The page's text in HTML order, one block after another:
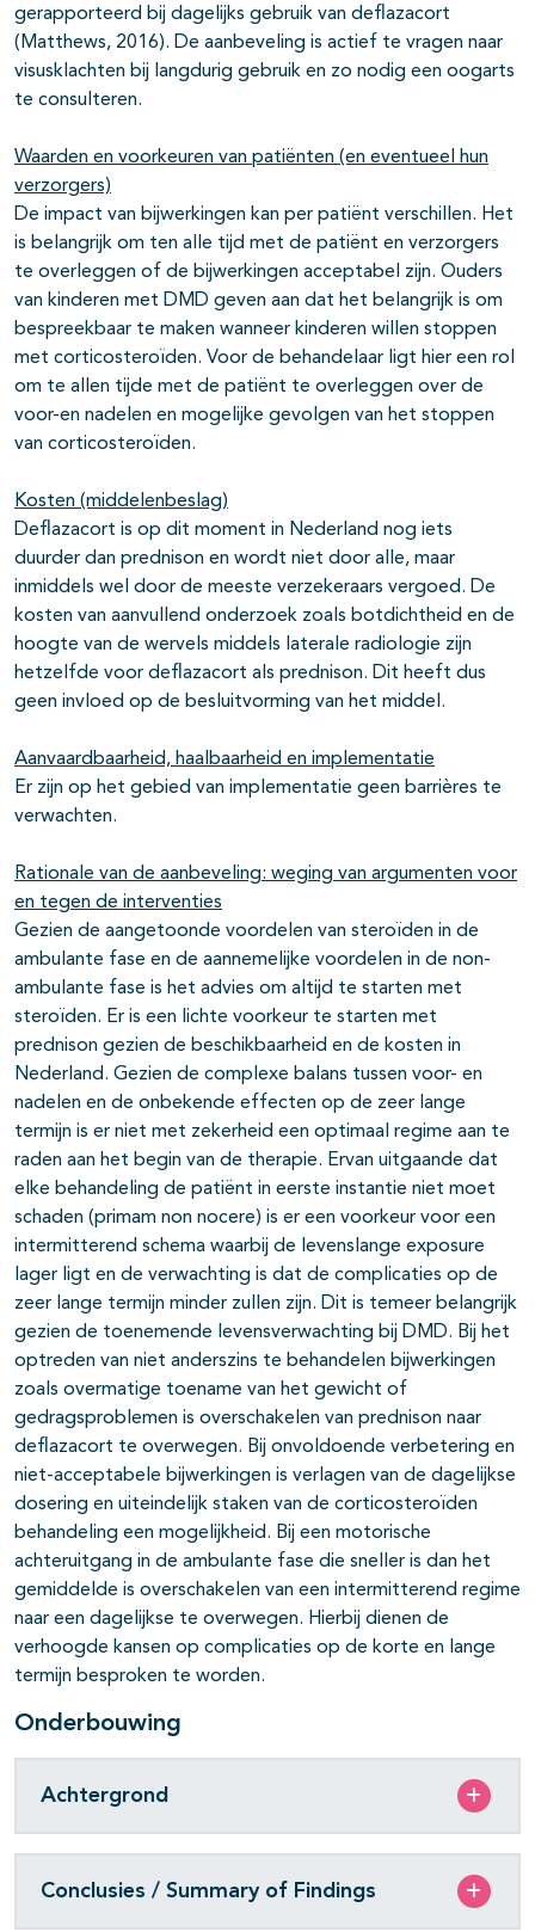
gerapporteerd bij dagelijks gebruik van deflazacort
(Matthews, 2016). De aanbeveling is actief te vragen naar
visusklachten bij langdurig gebruik en zo nodig een oogarts
te consulteren.
Waarden en voorkeuren van patiënten (en eventueel hun
verzorgers)
De impact van bijwerkingen kan per patiënt verschillen. Het
is belangrijk om ten alle tijd met de patiënt en verzorgers
te overleggen of de bijwerkingen acceptabel zijn. Ouders
van kinderen met DMD geven aan dat het belangrijk is om
bespreekbaar te maken wanneer kinderen willen stoppen
met corticosteroïden. Voor de behandelaar ligt hier een rol
om te allen tijde met de patiënt te overleggen over de
voor-en nadelen en mogelijke gevolgen van het stoppen
van corticosteroïden.
Kosten (middelenbeslag)
Deflazacort is op dit moment in Nederland nog iets
duurder dan prednison en wordt niet door alle, maar
inmiddels wel door de meeste verzekeraars vergoed. De
kosten van aanvullend onderzoek zoals botdichtheid en de
hoogte van de wervels middels laterale radiologie zijn
hetzelfde voor deflazacort als prednison. Dit heeft dus
geen invloed op de besluitvorming van het middel.
Aanvaardbaarheid, haalbaarheid en implementatie
Er zijn op het gebied van implementatie geen barrières te
verwachten.
Rationale van de aanbeveling: weging van argumenten voor
en tegen de interventies
Gezien de aangetoonde voordelen van steroïden in de
ambulante fase en de aannemelijke voordelen in de non-
ambulante fase is het advies om altijd te starten met
steroïden. Er is een lichte voorkeur te starten met
prednison gezien de beschikbaarheid en de kosten in
Nederland. Gezien de complexe balans tussen voor- en
nadelen en de onbekende effecten op de zeer lange
termijn is er niet met zekerheid een optimaal regime aan te
raden aan het begin van de therapie. Ervan uitgaande dat
elke behandeling de patiënt in eerste instantie niet moet
schaden (primam non nocere) is er een voorkeur voor een
intermitterend schema waarbij de levenslange exposure
lager ligt en de verwachting is dat de complicaties op de
zeer lange termijn minder zullen zijn. Dit is temeer belangrijk
gezien de toenemende levensverwachting bij DMD. Bij het
optreden van niet anderszins te behandelen bijwerkingen
zoals overmatige toename van het gewicht of
gedragsproblemen is overschakelen van prednison naar
deflazacort te overwegen. Bij onvoldoende verbetering en
niet-acceptabele bijwerkingen is verlagen van de dagelijkse
dosering en uiteindelijk staken van de corticosteroïden
behandeling een mogelijkheid. Bij een motorische
achteruitgang in de ambulante fase die sneller is dan het
gemiddelde is overschakelen van een intermitterend regime
naar een dagelijkse te overwegen. Hierbij dienen de
verhoogde kansen op complicaties op de korte en lange
termijn besproken te worden.
Onderbouwing
Achtergrond
Conclusies / Summary of Findings